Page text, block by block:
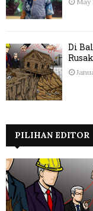
Di
PILIHAN EDITOR